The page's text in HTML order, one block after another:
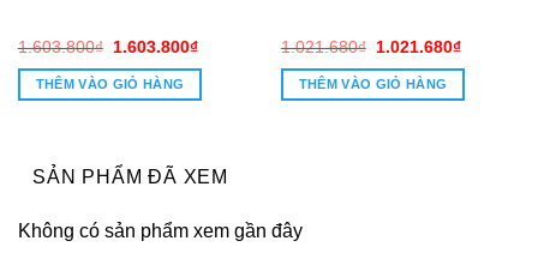
1.603.800₫
Giá
là:
1.603.800₫.
1.603.800₫Giá
THÊM VÀO GIỎ HÀNG
1.021.680₫
Giá
là:
1.021.680₫.
1.021.680₫Giá
THÊM VÀO GIỎ HÀNG
SẢN PHẨM ĐÃ XEM
Không có sản phẩm xem gần đây